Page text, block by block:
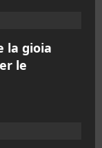
la gioia
le